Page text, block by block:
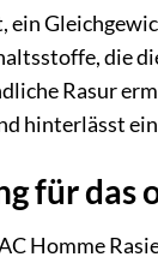
die
Rasur
hinterlässt
für das
Homme